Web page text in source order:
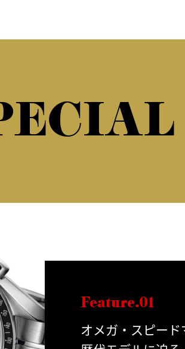
Feature.01
オメガ・スピー